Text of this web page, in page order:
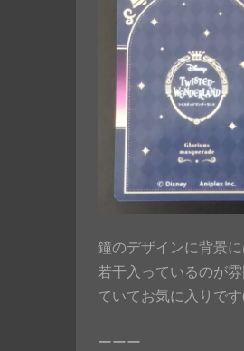
鐘のデザインに背景
若干入っているのが
ていてお気に入りです
ーーー